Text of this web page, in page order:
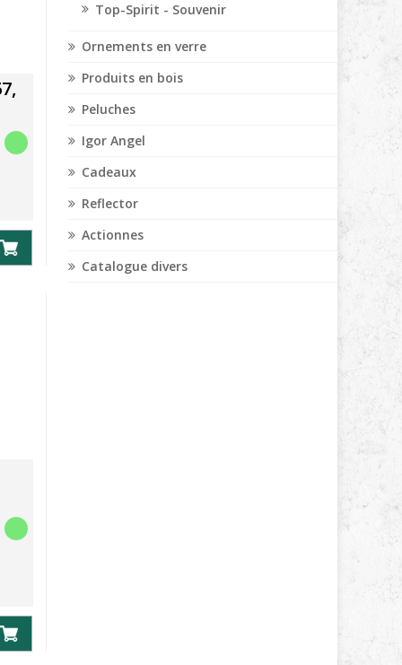
Top-Spirit - Souvenir
Ornements en verre
Produits en bois
Peluches
Igor Angel
Cadeaux
Reflector
Actionnes
Catalogue divers